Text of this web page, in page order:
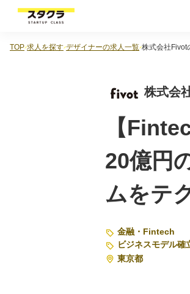
TOP 求人を探す デザイナーの求人一覧 株式会社Fivot
株式会
【
20億円
ムをテ
金融・Fintech
ビジネスモデル確
東京都